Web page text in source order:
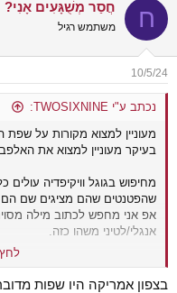
ח חֲסַר מְשֻׁגָּעִים אָנִי?
משתמש רגיל
10/5/24
נכתב ע"י TWOSIXNINE:
מעוניין למצוא מקורות על שפת
בעיקר מעוניין למצוא את
מחיפוש בגוגל וויקיפדיה
שהפטנטים שהם מציגים שם
אפ אני מחפש לכתוב מילה
אנגלי/לטיני משהו כזה.
להשיג את האלפבית המקורי.
בצפון אמריקה היו שפות